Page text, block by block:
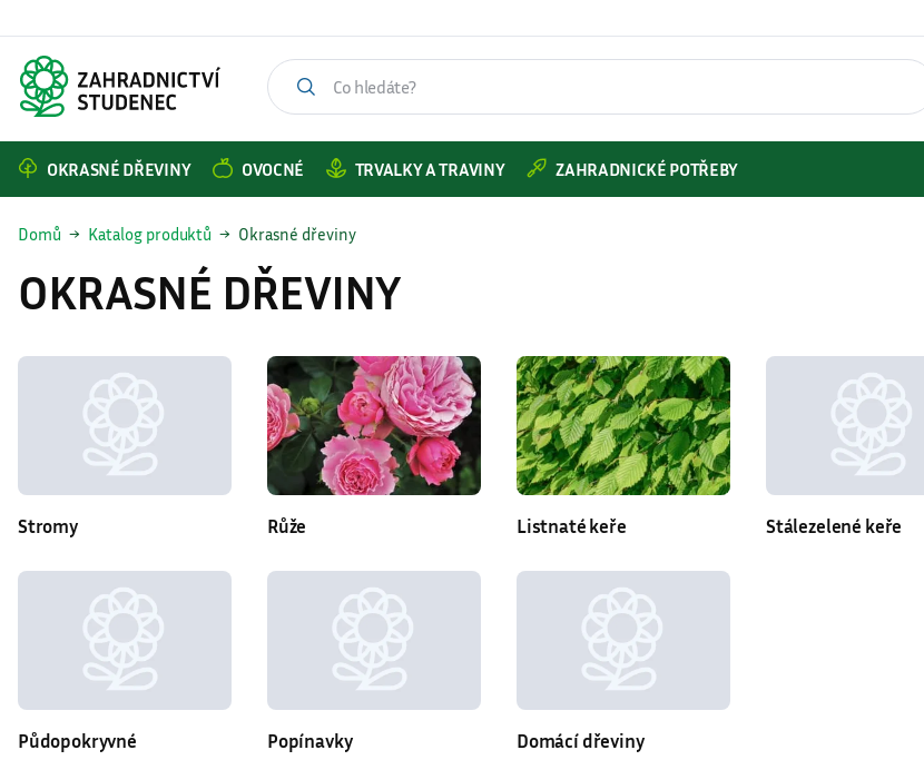
OKRASNÉ DŘEVINY OVOCNÉ TRVALKY A TRAVINY ZAHRADNICKÉ POTŘEBY
Domů Katalog produktů Okrasné dřeviny
OKRASNÉ DŘEVINY
Stromy Růže Listnaté keře Stálezelené keře
Půdopokryvné Popínavky Domácí dřeviny